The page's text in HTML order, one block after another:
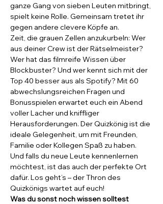
ganze Gang von sieben Leuten mitbringt,
spielt keine Rolle. Gemeinsam tretet ihr
gegen andere clevere Köpfe an.
Zeit, die grauen Zellen anzukurbeln: Wer
aus deiner Crew ist der Rätselmeister?
Wer hat das filmreife Wissen über
Blockbuster? Und wer kennt sich mit der
Top 40 besser aus als Spotify? Mit 60
abwechslungsreichen Fragen und
Bonusspielen erwartet euch ein Abend
voller Lacher und kniffliger
Herausforderungen. Der Quizkönig ist die
ideale Gelegenheit, um mit Freunden,
Familie oder Kollegen Spaß zu haben.
Und falls du neue Leute kennenlernen
möchtest, ist das auch der perfekte Ort
dafür. Los geht’s – der Thron des
Quizkönigs wartet auf euch!
Was du sonst noch wissen solltest